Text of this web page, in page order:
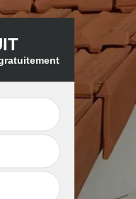
Couvreur zingueur
21